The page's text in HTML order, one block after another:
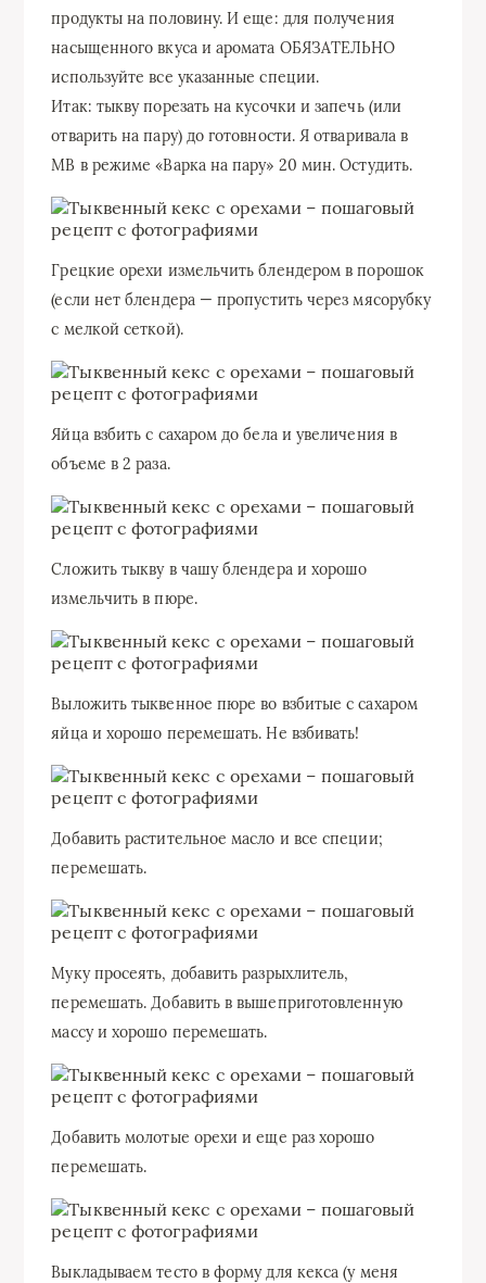
продукты на половину. И еще: для получения
насыщенного вкуса и аромата ОБЯЗАТЕЛЬНО
используйте все указанные специи.
Итак: тыкву порезать на кусочки и запечь (или
отварить на пару) до готовности. Я отваривала в
МВ в режиме «Варка на пару» 20 мин. Остудить.
Грецкие орехи измельчить блендером в порошок
(если нет блендера — пропустить через мясорубку
с мелкой сеткой).
Яйца взбить с сахаром до бела и увеличения в
объеме в 2 раза.
Сложить тыкву в чашу блендера и хорошо
измельчить в пюре.
Выложить тыквенное пюре во взбитые с сахаром
яйца и хорошо перемешать. Не взбивать!
Добавить растительное масло и все специи;
перемешать.
Муку просеять, добавить разрыхлитель,
перемешать. Добавить в вышеприготовленную
массу и хорошо перемешать.
Добавить молотые орехи и еще раз хорошо
перемешать.
Выкладываем тесто в форму для кекса (у меня